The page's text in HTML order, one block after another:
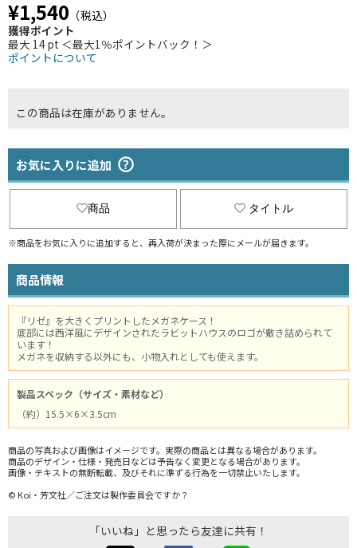
¥1,540 （税込）
獲得ポイント
最大 14 pt ＜最大1％ポイントバック！＞
ポイントについて
この商品は在庫がありません。
お気に入りに追加
商品 タイトル
※商品をお気に入りに追加すると、再入荷が決まった際にメールが届きます。
商品情報
『リゼ』を大きくプリントしたメガネケース！
底部には西洋風にデザインされたラビットハウスのロゴが敷き詰められて
います！
メガネを収納する以外にも、小物入れとしても使えます。
製品スペック（サイズ・素材など）
（約）15.5×6×3.5cm
商品の写真および画像はイメージです。実際の商品とは異なる場合があります。
商品のデザイン・仕様・発売日などは予告なく変更となる場合があります。
画像・テキストの無断転載、及びそれに準ずる行為を一切禁止いたします。
© Koi・芳文社／ご注文は製作委員会ですか？
「いいね」と思ったら友達に共有！